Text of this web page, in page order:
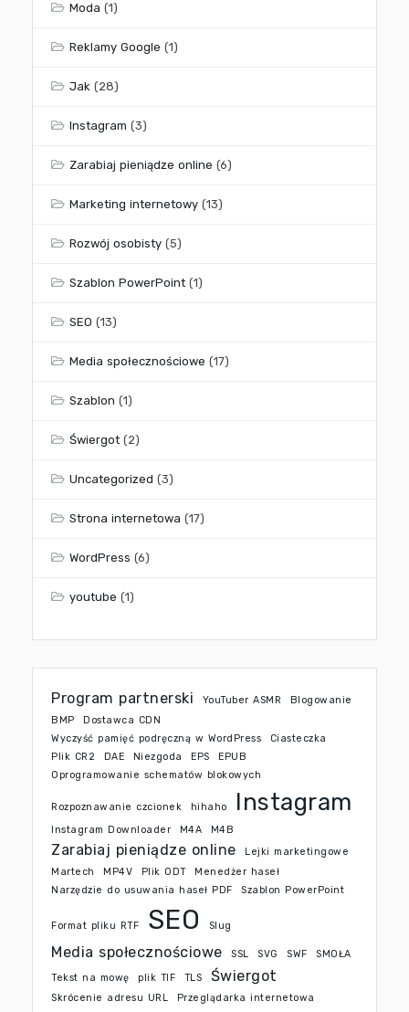
Moda (1)
Reklamy Google (1)
Jak (28)
Instagram (3)
Zarabiaj pieniądze online (6)
Marketing internetowy (13)
Rozwój osobisty (5)
Szablon PowerPoint (1)
SEO (13)
Media społecznościowe (17)
Szablon (1)
Świergot (2)
Uncategorized (3)
Strona internetowa (17)
WordPress (6)
youtube (1)
Program partnerski YouTuber ASMR
Blogowanie
BMP
Dostawca CDN
Wyczyść pamięć podręczną w WordPress
Ciasteczka
Plik CR2
DAE Niezgoda EPS
EPUB
Oprogramowanie schematów blokowych
Rozpoznawanie czcionek hihaho Instagram
Instagram Downloader M4A M4B
Zarabiaj pieniądze online
Lejki marketingowe
Martech
MP4V Plik ODT
Menedżer haseł
Narzędzie do usuwania haseł PDF
Szablon PowerPoint
Format pliku RTF SEO Slug
Media społecznościowe SSL SVG SWF
SMOŁA
Tekst na mowę
plik TIF TLS Świergot
Skrócenie adresu URL
Przeglądarka internetowa